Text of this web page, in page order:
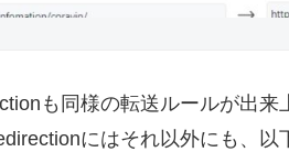
も同様の転送ルールが出来
にはそれ以外にも、以